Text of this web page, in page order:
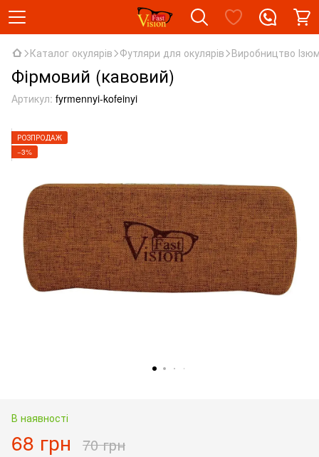
Каталог окулярів Футляри для окулярів Виробництво
Фірмовий (кавовий)
Артикул: fyrmennyi-kofeinyi
РОЗПРОДАЖ
−3%
В наявності
68 грн 70 грн